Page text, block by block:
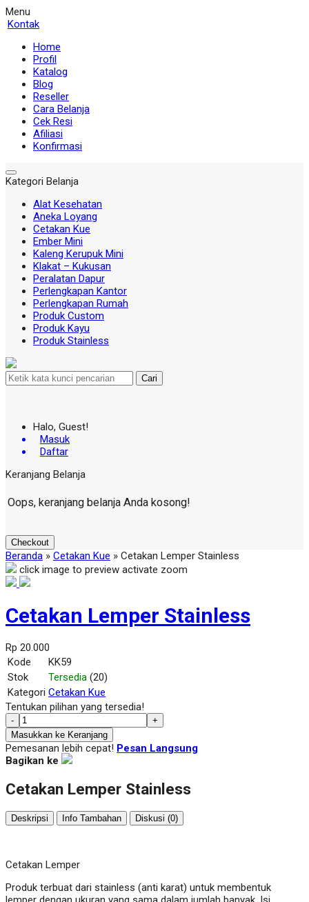
Menu
Kontak
Home
Profil
Katalog
Blog
Reseller
Cara Belanja
Cek Resi
Afiliasi
Konfirmasi
Kategori Belanja
Alat Kesehatan
Aneka Loyang
Cetakan Kue
Ember Mini
Kaleng Kerupuk Mini
Klakat – Kukusan
Peralatan Dapur
Perlengkapan Kantor
Perlengkapan Rumah
Produk Custom
Produk Kayu
Produk Stainless
Cari
Halo, Guest!
Masuk
Daftar
Keranjang Belanja
Oops, keranjang belanja Anda kosong!
Checkout
Beranda » Cetakan Kue » Cetakan Lemper Stainless
click image to preview activate zoom
Cetakan Lemper Stainless
Rp 20.000
Kode
KK59
Stok
Tersedia (20)
Kategori Cetakan Kue
Tentukan pilihan yang tersedia!
-
+
Masukkan ke Keranjang
Pemesanan lebih cepat! Pesan Langsung
Bagikan ke
Cetakan Lemper Stainless
Deskripsi Info Tambahan Diskusi (0)
Cetakan Lemper
Produk terbuat dari stainless (anti karat) untuk membentuk